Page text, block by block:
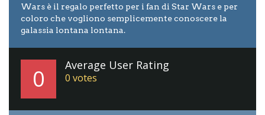
Wars è il regalo perfetto per i fan di Star Wars e per
coloro che vogliono semplicemente conoscere la
galassia lontana lontana.
0 Average User Rating
0 votes